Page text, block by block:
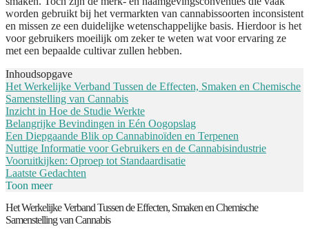
worden gebruikt bij het vermarkten van cannabissoorten inconsistent
en missen ze een duidelijke wetenschappelijke basis. Hierdoor is het
voor gebruikers moeilijk om zeker te weten wat voor ervaring ze
met een bepaalde cultivar zullen hebben.
Inhoudsopgave
Het Werkelijke Verband Tussen de Effecten, Smaken en Chemische
Samenstelling van Cannabis
Inzicht in Hoe de Studie Werkte
Belangrijke Bevindingen in Eén Oogopslag
Een Diepgaande Blik op Cannabinoïden en Terpenen
Nuttige Informatie voor Gebruikers en de Cannabisindustrie
Vooruitkijken: Oproep tot Standaardisatie
Laatste Gedachten
Toon meer
Het Werkelijke Verband Tussen de Effecten, Smaken en Chemische
Samenstelling van Cannabis